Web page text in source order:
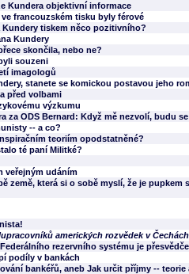
Kundera objektivní informace
francouzském tisku byly férové
Kundery tiskem něco pozitivního?
Kundery
skončila, nebo ne?
souzeni
imagologů
stanete se komickou postavou jeho
před volbami
výzkumu
za ODS Bernard: Když mě nezvolí, budu
-- a co?
teoriím opodstatněné?
té paní Militké?
veřejným udáním
země, která si o sobě myslí, že je pupkem
amerických rozvědek v Čechách
rezervního systému je
podíly v bankách
bankéřů, aneb Jak určit příjmy -- teorie